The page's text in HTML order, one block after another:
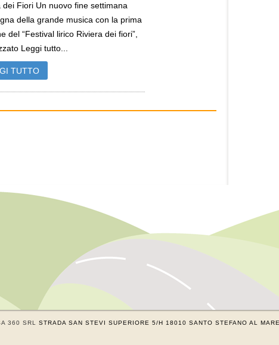
dei Fiori Un nuovo fine settimana
della grande musica con la prima
del “Festival lirico Riviera dei fiori”,
Leggi tutto...
TUTTO
360 SRL STRADA SAN STEVI SUPERIORE 5/H 18010 SANTO STEFANO AL